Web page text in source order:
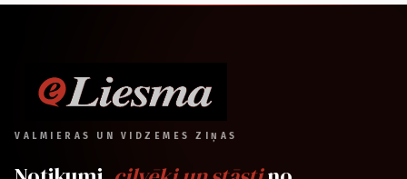
VALMIERAS UN VIDZEMES ZIŅAS